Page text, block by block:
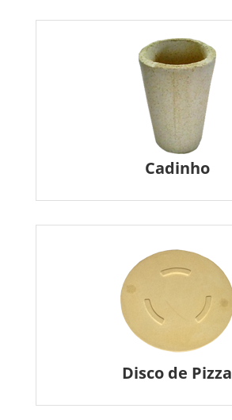
Cadinho
Disco de Pizza